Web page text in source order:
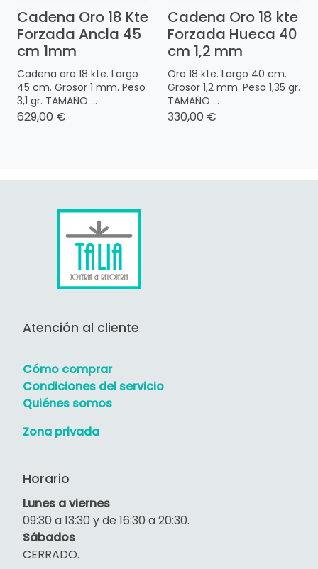
Cadena Oro 18 Kte
Forzada Ancla 45
cm 1mm
Cadena oro 18 kte. Largo
45 cm. Grosor 1 mm. Peso
3,1 gr. TAMAÑO ...
629,00 €
Cadena Oro 18 kte
Forzada Hueca 40
cm 1,2 mm
Oro 18 kte. Largo 40 cm.
Grosor 1,2 mm. Peso 1,35 gr.
TAMAÑO ...
330,00 €
Atención al cliente
Cómo comprar
Condiciones del servicio
Quiénes somos
Zona privada
Horario
Lunes a viernes
09:30 a 13:30 y de 16:30 a 20:30.
Sábados
CERRADO.